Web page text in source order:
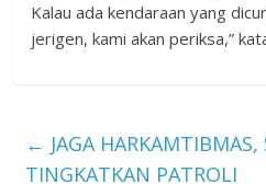
Kalau ada kendaraan yang
jerigen, kami akan periksa,”
← JAGA
TINGKATKAN PATROLI